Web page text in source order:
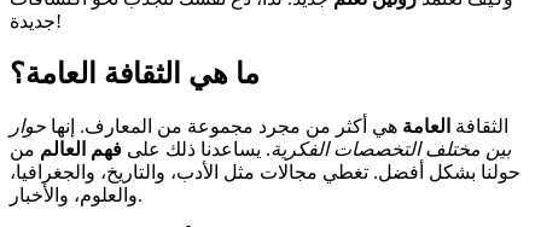
جديدة!
ما هي الثقافة العامة؟
الثقافة العامة هي أكثر من مجرد مجموعة من المعارف. إنها حوار
بين مختلف التخصصات الفكرية. يساعدنا ذلك على فهم العالم من
حولنا بشكل أفضل. تغطي مجالات مثل الأدب، والتاريخ، والجغرافيا،
والعلوم، والأخبار.